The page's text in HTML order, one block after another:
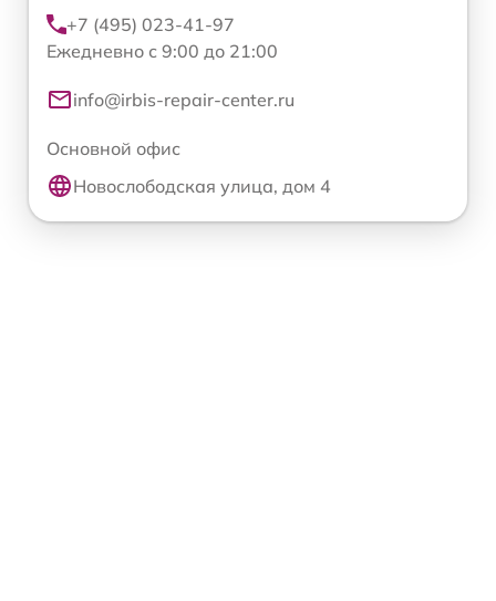
+7 (495) 023-41-97
Ежедневно с 9:00 до 21:00
info@irbis-repair-center.ru
Основной офис
Новослободская улица, дом 4